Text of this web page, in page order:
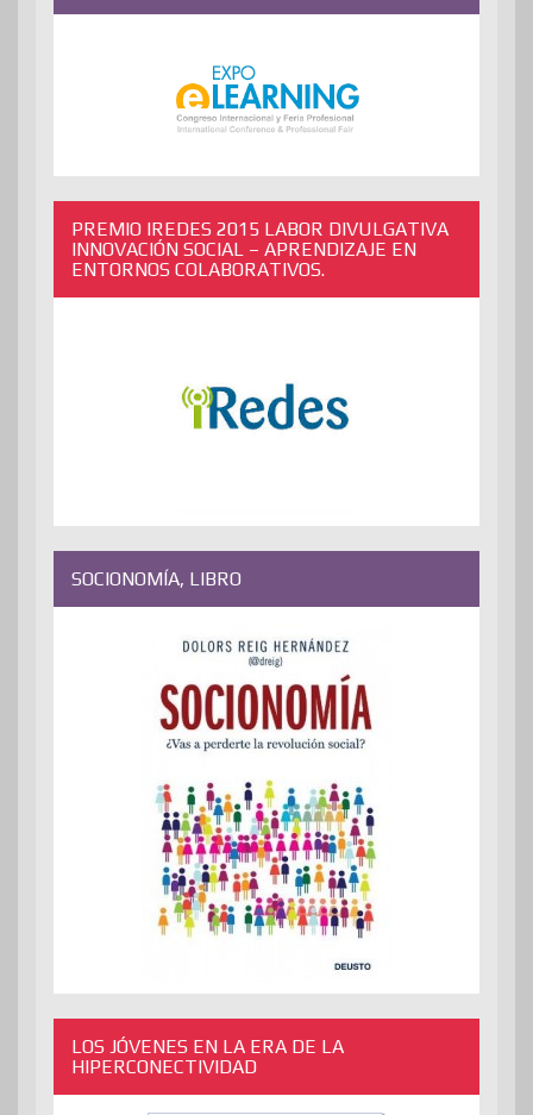
PREMIO IREDES 2015 LABOR DIVULGATIVA
INNOVACIÓN SOCIAL – APRENDIZAJE EN
ENTORNOS COLABORATIVOS.
SOCIONOMÍA, LIBRO
LOS JÓVENES EN LA ERA DE LA
HIPERCONECTIVIDAD